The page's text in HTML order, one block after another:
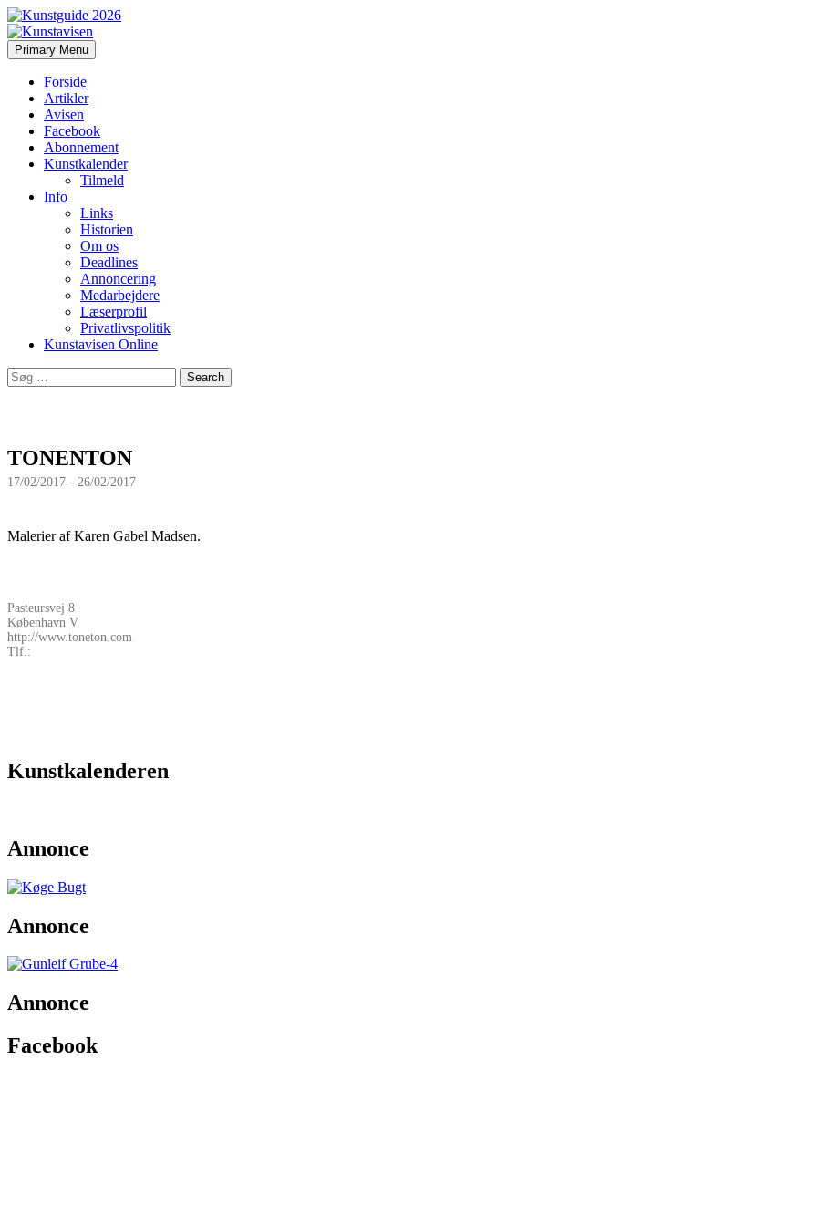
Kunstavisen
Search
Primary Menu Skip
to
Forside
Artikler
Avisen
Facebook
Abonnement
Kunstkalender
Tilmeld
Info
Links
Historien
Om os
Deadlines
Annoncering
Medarbejdere
Læserprofil
Privatlivspolitik
Kunstavisen Online
Search
for:
TONENTON
17/02/2017 - 26/02/2017
Malerier af Karen Gabel Madsen.
Pasteursvej 8
København V
http://www.toneton.com
Tlf.:
Kunstkalenderen
Annonce
Annonce
Annonce
Facebook